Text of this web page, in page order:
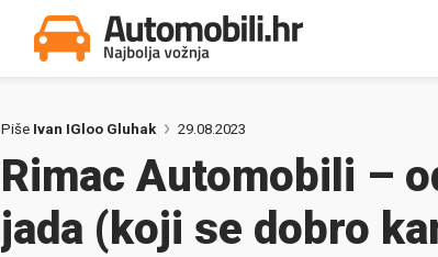
Piše Ivan IGloo Gluhak 29.08.2023
Rimac Automobili –
jada (koji se dobro